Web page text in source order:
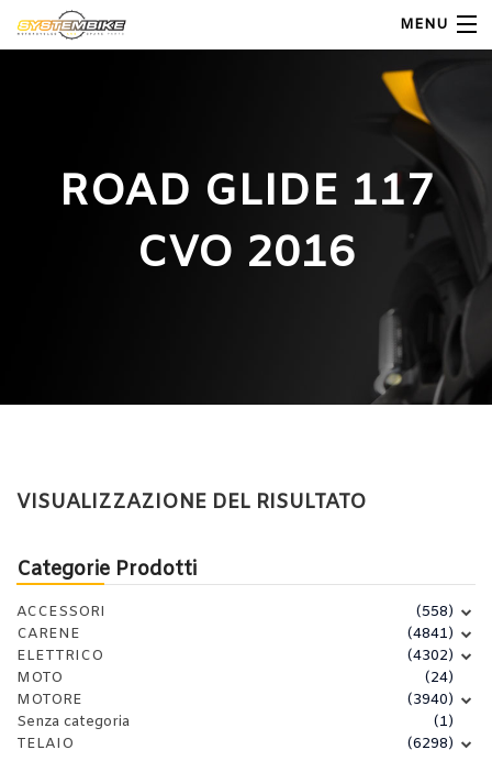
MENU
Shop Moto
Contatti
ROAD GLIDE 117
CVO 2016
Categorie Prodotti
ACCESSORI
(558)
CARENE
(4841)
ELETTRICO
(4302)
MOTO
(24)
MOTORE
(3940)
Senza categoria
(1)
TELAIO
(6298)
VISUALIZZAZIONE DEL RISULTATO